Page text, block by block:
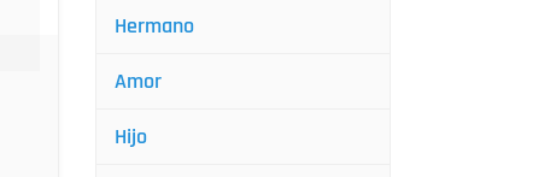
Hermano
Amor
Hijo